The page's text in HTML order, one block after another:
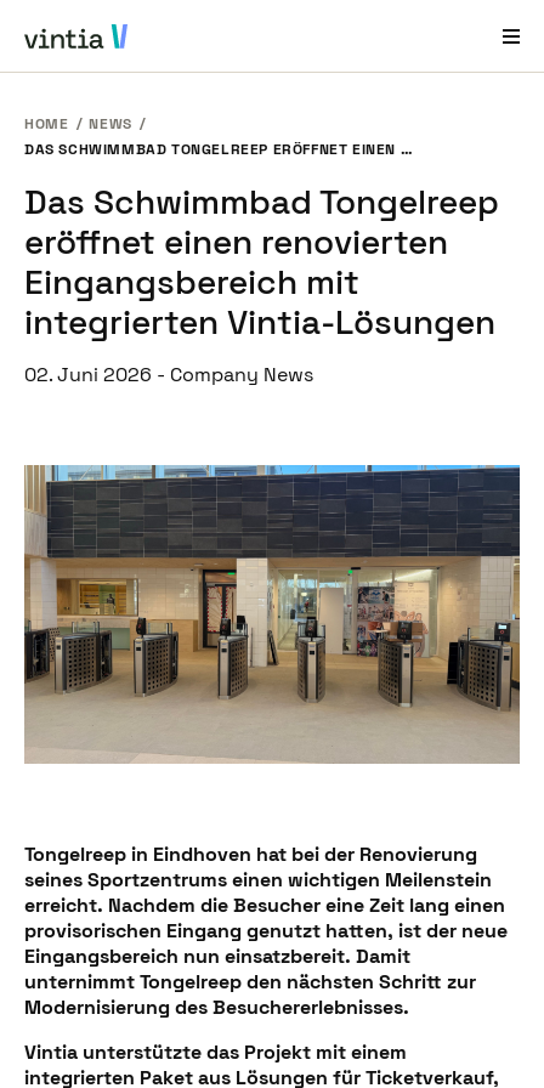
Hilfe und Support
EN DE
Branchenlösungen
Lösungen
Produkte
News & Events
Kontakt
HOME
NEWS
DAS SCHWIMMBAD TONGELREEP ERÖFFNET EINEN RENOVIERTEN EINGANGSBEREICH MIT INTEGRIERTEN VINTIA-LÖSUNGEN
Das Schwimmbad Tongelreep
eröffnet einen renovierten
Eingangsbereich mit
integrierten Vintia-Lösungen
02. Juni 2026 - Company News
Tongelreep in Eindhoven hat bei der Renovierung
seines Sportzentrums einen wichtigen Meilenstein
erreicht. Nachdem die Besucher eine Zeit lang einen
provisorischen Eingang genutzt hatten, ist der neue
Eingangsbereich nun einsatzbereit. Damit
unternimmt Tongelreep den nächsten Schritt zur
Modernisierung des Besuchererlebnisses.
Vintia unterstützte das Projekt mit einem
integrierten Paket aus Lösungen für Ticketverkauf,